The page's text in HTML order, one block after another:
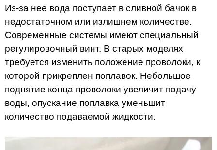
Из-за нее вода поступает в сливной бачок в
недостаточном или излишнем количестве.
Современные системы имеют специальный
регулировочный винт. В старых моделях
требуется изменить положение проволоки, к
которой прикреплен поплавок. Небольшое
поднятие конца проволоки увеличит подачу
воды, опускание поплавка уменьшит
количество подаваемой жидкости.